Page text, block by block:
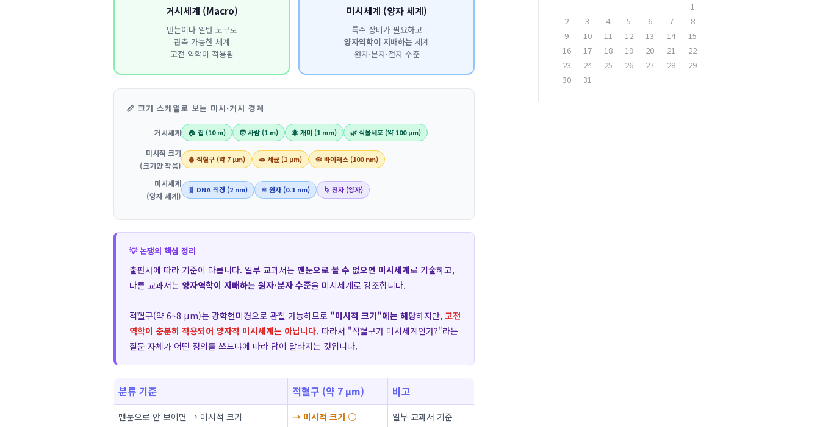
거시세계 (Macro)
맨눈이나 일반 도구로
관측 가능한 세계
고전 역학이 적용됨
미시세계 (양자 세계)
특수 장비가 필요하고
양자역학이 지배하는 세계
원자·분자·전자 수준
📏 크기 스케일로 보는 미시·거시 경계
거시세계 🏠 집 (10 m) 🧑 사람 (1 m) 🐜 개미 (1 mm) 🌿 식물세포 (약 100 μm)
미시적 크기
(크기만 작음)
🩸 적혈구 (약 7 μm) 🧫 세균 (1 μm) 🦠 바이러스 (100 nm)
미시세계
(양자 세계)
🧬 DNA 직경 (2 nm) ⚛️ 원자 (0.1 nm) 🌀 전자 (양자)
💡 논쟁의 핵심 정리
출판사에 따라 기준이 다릅니다. 일부 교과서는 맨눈으로 볼 수 없으면 미시세계로 기술하고,
다른 교과서는 양자역학이 지배하는 원자·분자 수준을 미시세계로 강조합니다.
적혈구(약 6~8 μm)는 광학현미경으로 관찰 가능하므로 "미시적 크기"에는 해당하지만, 고전
역학이 충분히 적용되어 양자적 미시세계는 아닙니다. 따라서 "적혈구가 미시세계인가?"라는
질문 자체가 어떤 정의를 쓰느냐에 따라 답이 달라지는 것입니다.
분류 기준 적혈구 (약 7 μm) 비고
맨눈으로 안 보이면 → 미시적 크기 → 미시적 크기 ○ 일부 교과서 기준
1
2
3 4 5 6 7
8
9
10 11 12 13 14
15
16
17 18 19 20 21
22
23
24 25 26 27 28
29
30
31